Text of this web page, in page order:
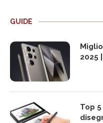
GUIDE
2025
Top